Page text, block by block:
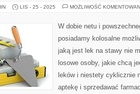
LIS - 25 - 2025 MOŻLIWOŚĆ
W dobie netu i
posiadamy kolosalne
jaką jest lek na stawy nie
losowe osoby, jakie chcą
leków i niestety cyklicznie
aptekę i sprzedawać